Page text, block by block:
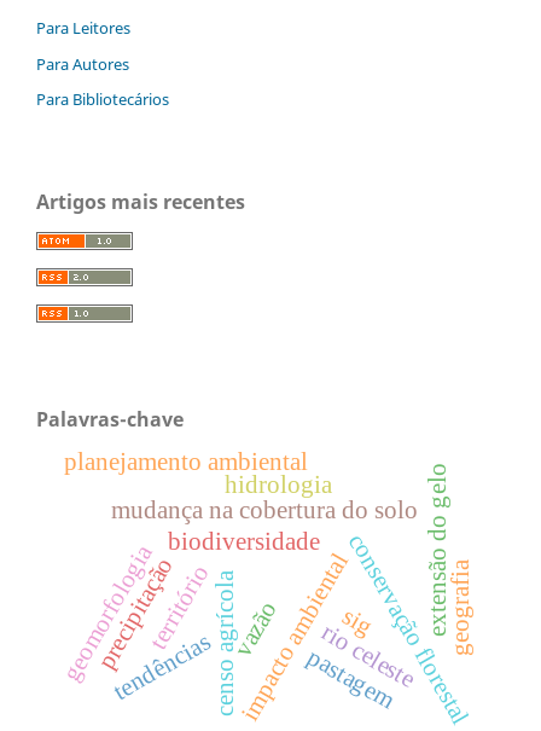
Para Leitores
Para Autores
Para Bibliotecários
Artigos mais recentes
Palavras-chave
conservação florestal
impacto ambiental
censo agrícola
biodiversidade
mudança na cobertura do solo
rio celeste
tendências
precipitação vazão
geomorfologia
hidrologia
planejamento ambiental
extensão do gelo
território
pastagem
geografia
sig